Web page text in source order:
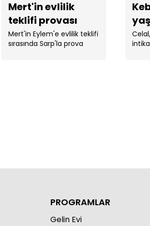
Mert'in evlilik
teklifi provası
Mert'in Eylem'e evlilik teklifi
sırasında Sarp'la prova
PROGRAMLAR
Gelin Evi